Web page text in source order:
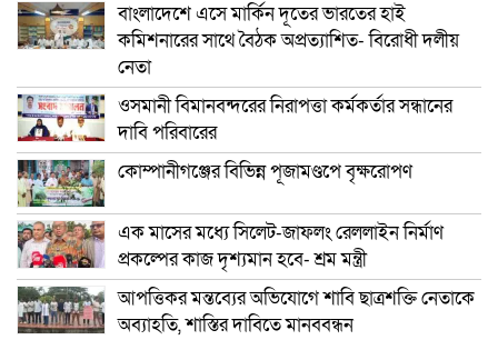
বাংলাদেশে এসে মার্কিন দূতের ভারতের হাই
কমিশনারের সাথে বৈঠক অপ্রত্যাশিত- বিরোধী দলীয়
নেতা
ওসমানী বিমানবন্দরের নিরাপত্তা কর্মকর্তার সন্ধানের
দাবি পরিবারের
কোম্পানীগঞ্জের বিভিন্ন পূজামণ্ডপে বৃক্ষরোপণ
এক মাসের মধ্যে সিলেট-জাফলং রেললাইন নির্মাণ
প্রকল্পের কাজ দৃশ্যমান হবে- শ্রম মন্ত্রী
আপত্তিকর মন্তব্যের অভিযোগে শাবি ছাত্রশক্তি নেতাকে
অব্যাহতি, শাস্তির দাবিতে মানববন্ধন